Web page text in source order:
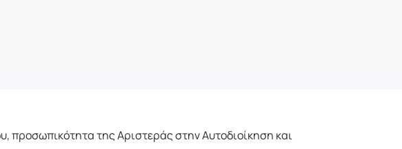
προσωπικότητα της Αριστεράς στην Αυτοδιοίκηση και